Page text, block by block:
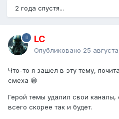
2 года спустя...
LC
Опубликовано 25
Что-то я зашел в эту тему,
смеха 😁
Герой темы удалил свои каналы,
всего скорее так и будет.